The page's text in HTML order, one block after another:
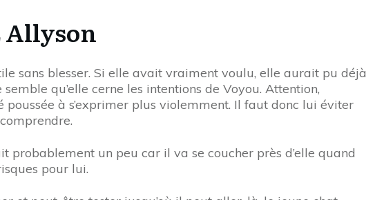
Allyson
sans blesser. Si elle avait vraiment voulu, elle aurait pu déjà
qu’elle cerne les intentions de Voyou. Attention,
à s’exprimer plus violemment. Il faut donc lui éviter
probablement un peu car il va se coucher près d’elle quand
pour lui.